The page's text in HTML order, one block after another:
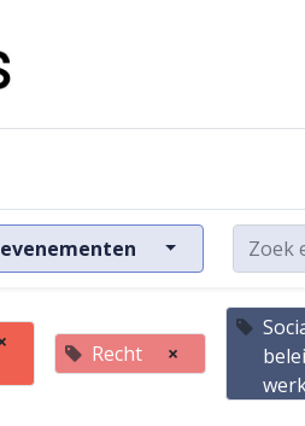
Recht ×